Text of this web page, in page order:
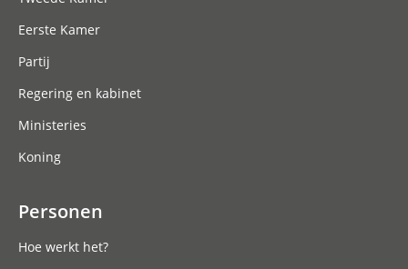
Eerste Kamer
Partij
Regering en kabinet
Ministeries
Koning
Personen
Hoe werkt het?